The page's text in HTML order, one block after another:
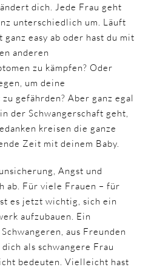
dich. Jede Frau geht
unterschiedlich um. Läuft
easy ab oder hast du mit
anderen
zu kämpfen? Oder
um deine
gefährden? Aber ganz egal
der Schwangerschaft geht,
kreisen die ganze
Zeit mit deinem Baby.
Angst und
ab. Für viele Frauen – für
es jetzt wichtig, sich ein
aufzubauen. Ein
aus Freunden
als schwangere Frau
bedeuten. Vielleicht hast